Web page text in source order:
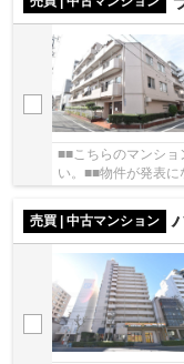
■■こちらのマンショ
い。■■物件が発表に
売買 | 中古マンション